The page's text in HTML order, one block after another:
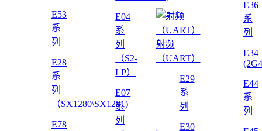
E53
系
列
E28
系
列
（SX1280\SX1281)
E78
E04
系
列
（S2-
LP）
E07
系
列
射频
（UART）
E29
系
列
E30
E36
系
列
E34
E44
系
列